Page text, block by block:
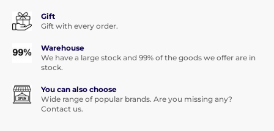
Gift
Gift with every order.
Warehouse
We have a large stock and 99% of the goods we offer are in
stock.
You can also choose
Wide range of popular brands. Are you missing any?
Contact us.